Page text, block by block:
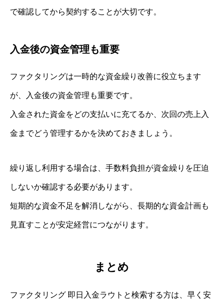
で確認してから契約することが大切です。
入金後の資金管理も重要
ファクタリングは一時的な資金繰り改善に役立ちます
が、入金後の資金管理も重要です。
入金された資金をどの支払いに充てるか、次回の売上入
金までどう管理するかを決めておきましょう。
繰り返し利用する場合は、手数料負担が資金繰りを圧迫
しないか確認する必要があります。
短期的な資金不足を解消しながら、長期的な資金計画も
見直すことが安定経営につながります。
まとめ
ファクタリング 即日入金ラウトと検索する方は、早く安